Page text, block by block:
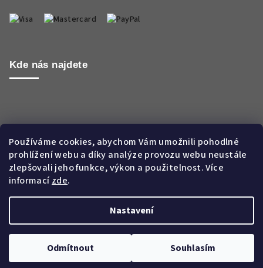
Používáme cookies, abychom Vám umožnili pohodlné
prohlížení webu a díky analýze provozu webu neustále
zlepšovali jeho funkce, výkon a použitelnost. Více
informacízde.
Nastavení
Odmítnout Souhlasím
Kde nás najdete
vyhrazena.
Vytvořil Shoptet